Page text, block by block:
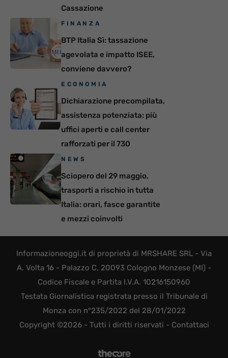
Cassazione
FINANZA
BTP Italia Sì: tassazione
agevolata e impatto ISEE,
conviene davvero?
ECONOMIA
Dichiarazione precompilata,
assistenza potenziata: più
uffici aperti e call center
rafforzati per il 730
NEWS
Sciopero del 29 maggio,
trasporti a rischio in tutta
Italia: orari, fasce garantite
e mezzi coinvolti
Informazioneoggi.it di proprietà di MRSHARE SRL - Via
A. Volta 16 - Palazzo C, 20093 Cologno Monzese (MI) -
Codice Fiscale e Partita I.V.A. 10216150960
Testata Giornalistica registrata presso il Tribunale di
Monza con n°235/2022 del 28/01/2022
Copyright ©2026 - Tutti i diritti riservati - Contattaci